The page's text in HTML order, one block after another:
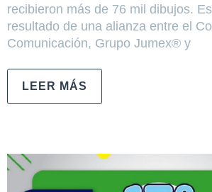
recibieron más de 76 mil dibujos.
resultado de una alianza entre el
Comunicación, Grupo Jumex® y
LEER MÁS